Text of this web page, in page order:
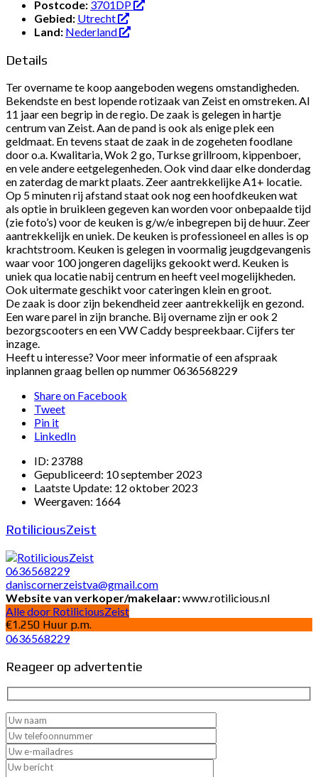
Postcode: 3701DP
Gebied: Utrecht
Land: Nederland
Details
Ter overname te koop aangeboden wegens omstandigheden.
Bekendste en best lopende rotizaak van Zeist en omstreken. Al
11 jaar een begrip in de regio. De zaak is gelegen in hartje
centrum van Zeist. Aan de pand is ook als enige plek een
geldmaat. En tevens staat de zaak in de zogeheten foodlane
door o.a. Kwalitaria, Wok 2 go, Turkse grillroom, kippenboer,
en vele andere eetgelegenheden. Ook vind daar elke donderdag
en zaterdag de markt plaats. Zeer aantrekkelijke A1+ locatie.
Op 5 minuten rij afstand staat ook nog een hoofdkeuken wat
als optie in bruikleen gegeven kan worden voor onbepaalde tijd
(zie foto’s) voor de keuken is g/w/e inbegrepen bij de huur. Zeer
aantrekkelijk en uniek. De keuken is professioneel en alles is op
krachtstroom. Keuken is gelegen in voormalig jeugdgevangenis
waar voor 100 jongeren dagelijks gekookt werd. Keuken is
uniek qua locatie nabij centrum en heeft veel mogelijkheden.
Ook uitermate geschikt voor cateringen klein en groot.
De zaak is door zijn bekendheid zeer aantrekkelijk en gezond.
Een ware parel in zijn branche. Bij overname zijn er ook 2
bezorgscooters en een VW Caddy bespreekbaar. Cijfers ter
inzage.
Heeft u interesse? Voor meer informatie of een afspraak
inplannen graag bellen op nummer 0636568229
Share on Facebook
Tweet
Pin it
LinkedIn
ID: 23788
Gepubliceerd: 10 september 2023
Laatste Update: 12 oktober 2023
Weergaven: 1664
RotiliciousZeist
0636568229
daniscornerzeistva@gmail.com
Website van verkoper/makelaar:www.rotilicious.nl
Alle door RotiliciousZeist
€1.250 Huur p.m.
0636568229
Reageer op advertentie